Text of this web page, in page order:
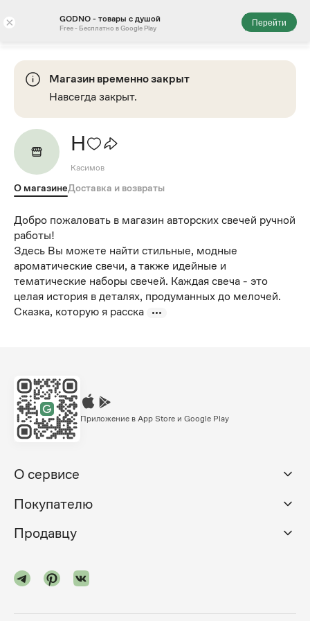
× GODNO - товары с душой
Free - Бесплатно в Google Play
Перейти
Магазин временно закрыт
Навсегда закрыт.
Н
Касимов
О магазинеДоставка и возвраты
Добро пожаловать в магазин авторских свечей ручной
работы!
Здесь Вы можете найти стильные, модные
ароматические свечи, а также идейные и
тематические наборы свечей. Каждая свеча - это
целая история в деталях, продуманных до мелочей.
Сказка, которую я расска
Приложение в App Store и Google Play
О сервисе
Покупателю
Продавцу